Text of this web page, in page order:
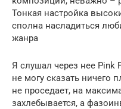
Тонкая настройка
сполна насладиться
жанра
Я слушал через нее Pink
не могу сказать ничего
не проседает, на
захлебывается, а